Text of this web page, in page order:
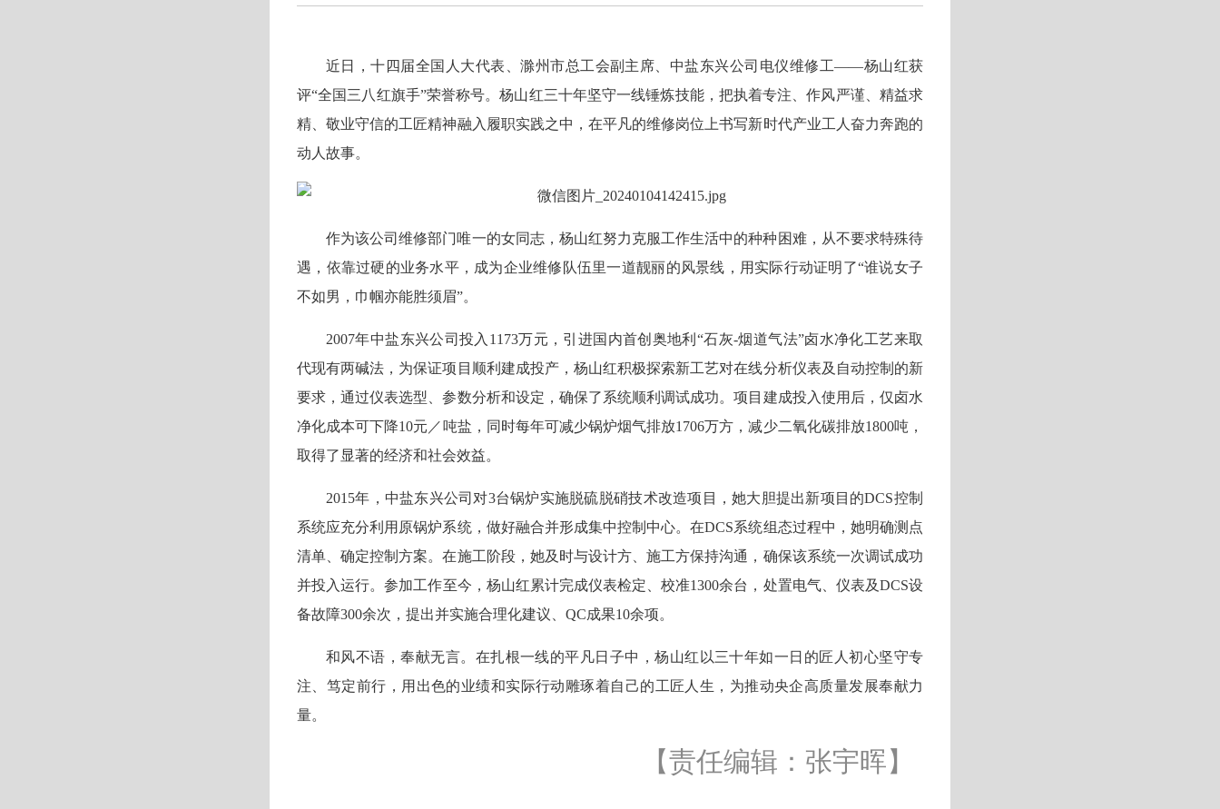
近日，十四届全国人大代表、滁州市总工会副主席、中盐东兴公司电仪维修工——杨山红获
评“全国三八红旗手”荣誉称号。杨山红三十年坚守一线锤炼技能，把执着专注、作风严谨、精益求
精、敬业守信的工匠精神融入履职实践之中，在平凡的维修岗位上书写新时代产业工人奋力奔跑的
动人故事。
作为该公司维修部门唯一的女同志，杨山红努力克服工作生活中的种种困难，从不要求特殊待
遇，依靠过硬的业务水平，成为企业维修队伍里一道靓丽的风景线，用实际行动证明了“谁说女子
不如男，巾帼亦能胜须眉”。
2007年中盐东兴公司投入1173万元，引进国内首创奥地利“石灰-烟道气法”卤水净化工艺来取
代现有两碱法，为保证项目顺利建成投产，杨山红积极探索新工艺对在线分析仪表及自动控制的新
要求，通过仪表选型、参数分析和设定，确保了系统顺利调试成功。项目建成投入使用后，仅卤水
净化成本可下降10元／吨盐，同时每年可减少锅炉烟气排放1706万方，减少二氧化碳排放1800吨，
取得了显著的经济和社会效益。
2015年，中盐东兴公司对3台锅炉实施脱硫脱硝技术改造项目，她大胆提出新项目的DCS控制
系统应充分利用原锅炉系统，做好融合并形成集中控制中心。在DCS系统组态过程中，她明确测点
清单、确定控制方案。在施工阶段，她及时与设计方、施工方保持沟通，确保该系统一次调试成功
并投入运行。参加工作至今，杨山红累计完成仪表检定、校准1300余台，处置电气、仪表及DCS设
备故障300余次，提出并实施合理化建议、QC成果10余项。
和风不语，奉献无言。在扎根一线的平凡日子中，杨山红以三十年如一日的匠人初心坚守专
注、笃定前行，用出色的业绩和实际行动雕琢着自己的工匠人生，为推动央企高质量发展奉献力
量。
【责任编辑：张宇晖】